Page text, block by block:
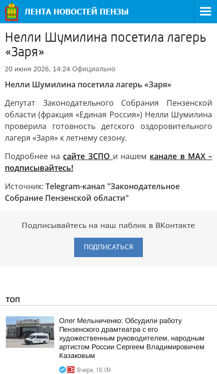
Нелли Шумилина посетила лагерь
«Заря»
20 июня 2026, 14:24 Официально
Нелли Шумилина посетила лагерь «Заря»
Депутат Законодательного Собрания Пензенской
области (фракция «Единая Россия») Нелли Шумилина
проверила готовность детского оздоровительного
лагеря «Заря» к летнему сезону.
Подробнее насайте ЗСПО и нашем канале в МАХ –
подписывайтесь!
Источник: Telegram-канал "Законодательное
Собрание Пензенской области"
Подписывайтесь на наш паблик в ВКонтакте
ПОДПИСАТЬСЯ
ТОП
Олег Мельниченко: Обсудили работу
Пензенского драмтеатра с его
художественным руководителем, народным
артистом России Сергеем Владимировичем
Казаковым
Вчера, 18:09